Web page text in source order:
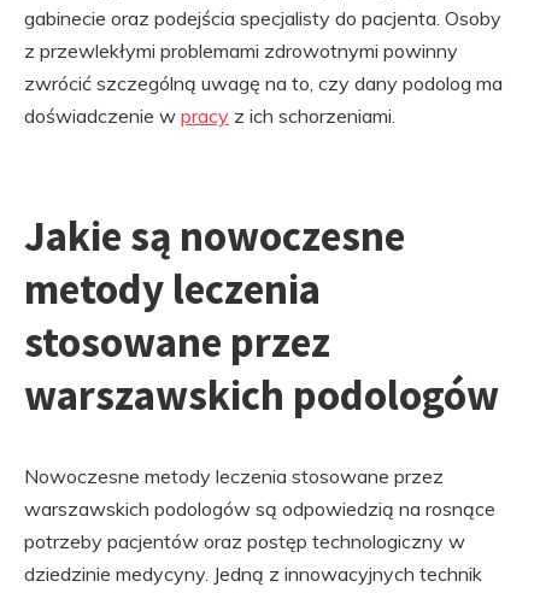
gabinecie oraz podejścia specjalisty do pacjenta. Osoby
z przewlekłymi problemami zdrowotnymi powinny
zwrócić szczególną uwagę na to, czy dany podolog ma
doświadczenie w pracy z ich schorzeniami.
Jakie są nowoczesne
metody leczenia
stosowane przez
warszawskich podologów
Nowoczesne metody leczenia stosowane przez
warszawskich podologów są odpowiedzią na rosnące
potrzeby pacjentów oraz postęp technologiczny w
dziedzinie medycyny. Jedną z innowacyjnych technik